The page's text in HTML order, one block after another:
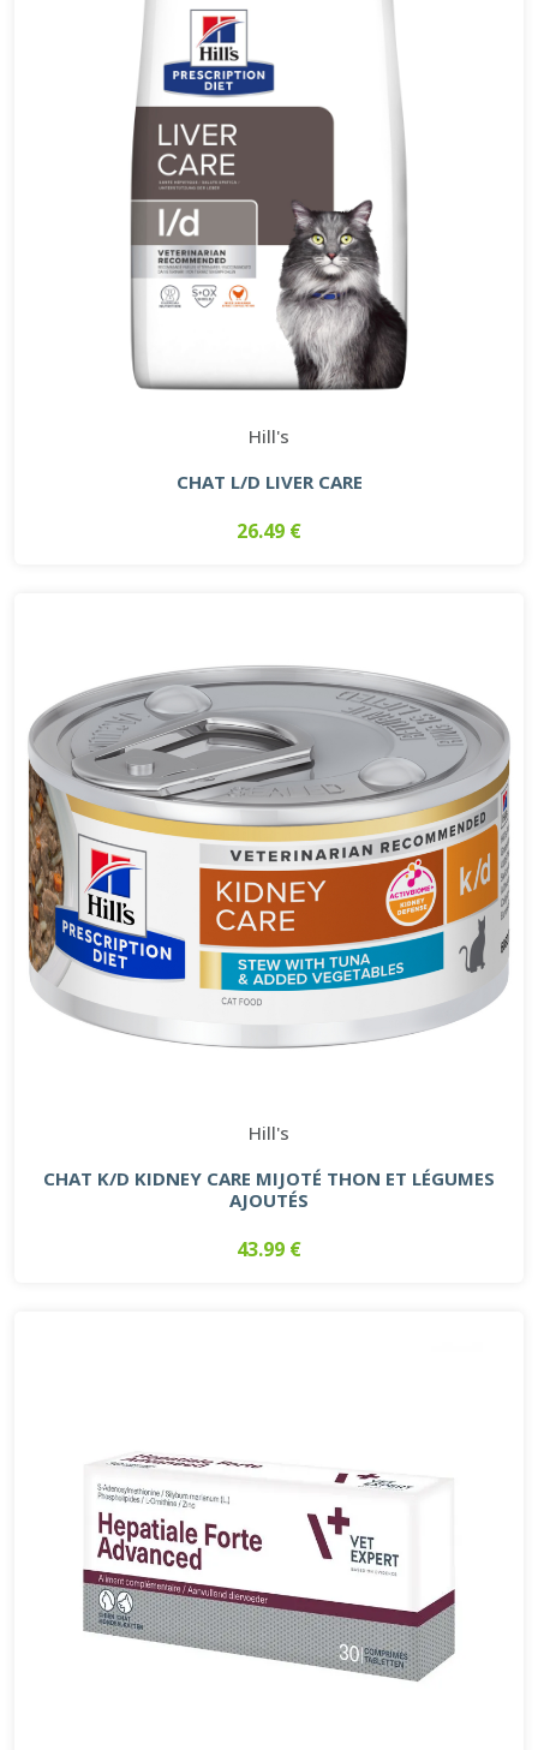
Hill's
CHAT L/D LIVER CARE
26.49 €
Hill's
CHAT K/D KIDNEY CARE MIJOTÉ THON ET LÉGUMES
AJOUTÉS
43.99 €